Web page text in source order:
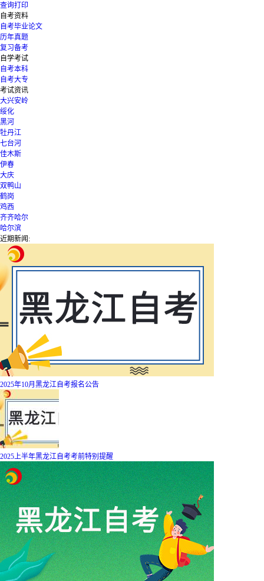
查询打印
自考资料
自考毕业论文
历年真题
复习备考
自学考试
自考本科
自考大专
考试资讯
大兴安岭
绥化
黑河
牡丹江
七台河
佳木斯
伊春
大庆
双鸭山
鹤岗
鸡西
齐齐哈尔
哈尔滨
近期新闻:
2025年10月黑龙江自考报名公告
2025上半年黑龙江自考考前特别提醒